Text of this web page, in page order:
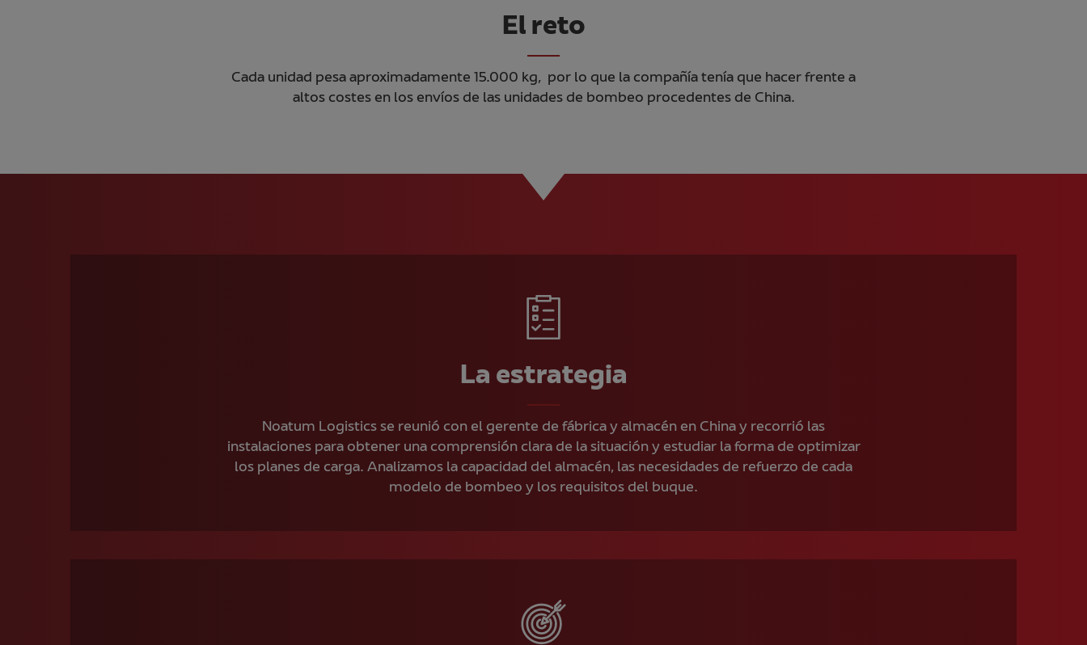
El reto
Cada unidad pesa aproximadamente 15.000 kg, por lo que la compañía tenía que hacer frente a
altos costes en los envíos de las unidades de bombeo procedentes de China.
La estrategia
Noatum Logistics se reunió con el gerente de fábrica y almacén en China y recorrió las
instalaciones para obtener una comprensión clara de la situación y estudiar la forma de optimizar
los planes de carga. Analizamos la capacidad del almacén, las necesidades de refuerzo de cada
modelo de bombeo y los requisitos del buque.